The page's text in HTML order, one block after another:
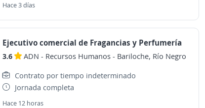
Hace 3 días
Ejecutivo comercial de Fragancias y Perfumería
3.6 ADN - Recursos Humanos - Bariloche, Río Negro
Contrato por tiempo indeterminado
Jornada completa
Hace 12 horas